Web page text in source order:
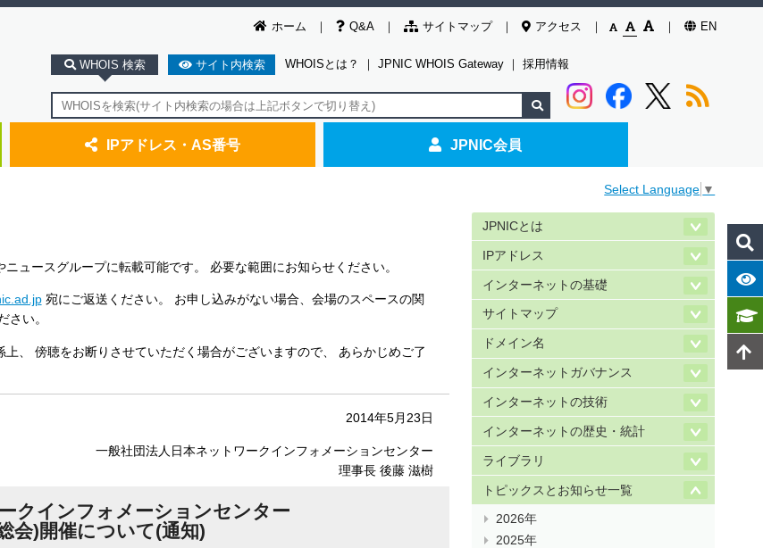
ホーム Q&A サイトマップ アクセス EN
WHOIS 検索 サイト内検索 WHOISとは？ ｜ JPNIC WHOIS Gateway ｜ 採用情報
IPアドレス・AS番号 JPNIC会員
Select Language ▼
ュースグループに転載可能です。 必要な範囲にお知らせください。
宛にご返送ください。 お申し込みがない場合、会場のスペースの関
さい。
、 傍聴をお断りさせていただく場合がございますので、 あらかじめご了
2014年5月23日
一般社団法人日本ネットワークインフォメーションセンター
理事長 後藤 滋樹
クインフォメーションセンター
会)開催について(通知)
JPNICとは
IPアドレス
インターネットの基礎
サイトマップ
ドメイン名
インターネットガバナンス
インターネットの技術
インターネットの歴史・統計
ライブラリ
トピックスとお知らせ一覧
2026年
2025年